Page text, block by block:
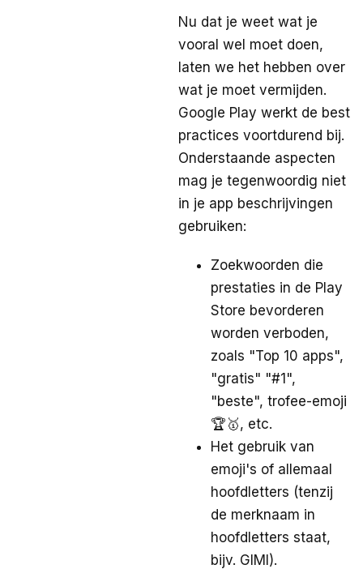
Nu dat je weet wat je
vooral wel moet doen,
laten we het hebben over
wat je moet vermijden.
Google Play werkt de best
practices voortdurend bij.
Onderstaande aspecten
mag je tegenwoordig niet
in je app beschrijvingen
gebruiken:
Zoekwoorden die
prestaties in de Play
Store bevorderen
worden verboden,
zoals "Top 10 apps",
"gratis" "#1",
"beste", trofee-emoji
🏆🥇, etc.
Het gebruik van
emoji's of allemaal
hoofdletters (tenzij
de merknaam in
hoofdletters staat,
bijv. GIMI).